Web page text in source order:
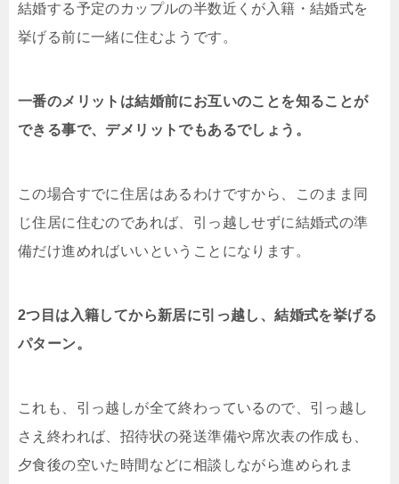
結婚する予定のカップルの半数近くが入籍・結婚式を
挙げる前に一緒に住むようです。
一番のメリットは結婚前にお互いのことを知ることが
できる事で、デメリットでもあるでしょう。
この場合すでに住居はあるわけですから、このまま同
じ住居に住むのであれば、引っ越しせずに結婚式の準
備だけ進めればいいということになります。
2つ目は入籍してから新居に引っ越し、結婚式を挙げる
パターン。
これも、引っ越しが全て終わっているので、引っ越し
さえ終われば、招待状の発送準備や席次表の作成も、
夕食後の空いた時間などに相談しながら進められま